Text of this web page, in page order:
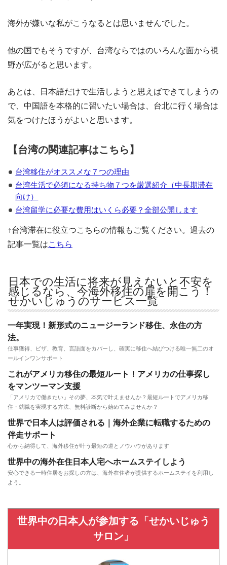
海外が嫌いな私がこうなるとは思いませんでした。
他の国でもそうですが、台湾ならではのいろんな面から視
野が広がると思います。
あとは、日本語だけで生活しようと思えばできてしまうの
で、中国語を本格的に習いたい場合は、台北に行く場合は
気をつけたほうがよいと思います。
【台湾の関連記事はこちら】
台湾移住がオススメな７つの理由
台湾生活で必須になる持ち物７つを厳選紹介（中長期滞在
向け）
台湾留学に必要な費用はいくら必要？全部公開します
↑台湾滞在に役立つこちらの情報もご覧ください。過去の
記事一覧はこちら
日本での生活に将来が見えないと不安を
感じるなら、今海外移住の扉を開こう！
せかいじゅうのサービス一覧
一年実現！新形式のニュージーランド移住、永住の方
法。
仕事獲得、ビザ、教育、言語面をカバーし、確実に移住へ結びつける唯一無二のオ
ールインワンサポート
これがアメリカ移住の最短ルート！アメリカの仕事探し
をマンツーマン支援
「アメリカで働きたい」その夢、本気で叶えませんか？最短ルートでアメリカ移
住・就職を実現する方法、無料診断から始めてみませんか？
世界で日本人は評価される｜海外企業に転職するための
伴走サポート
心から納得して、海外移住が叶う最短の道とノウハウがあります
世界中の海外在住日本人宅へホームステイしよう
安心できる一時住居をお探しの方は、海外在住者が提供するホームステイを利用し
よう。
世界中の日本人が参加する「せかいじゅう
サロン」